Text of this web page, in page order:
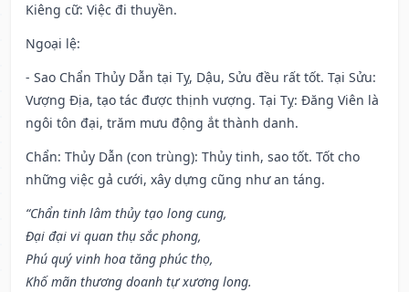
Kiêng cữ: Việc đi thuyền.
Ngoại lệ:
- Sao Chẩn Thủy Dẫn tại Tỵ, Dậu, Sửu đều rất tốt. Tại Sửu:
Vượng Địa, tạo tác được thịnh vượng. Tại Tỵ: Đăng Viên là
ngôi tôn đại, trăm mưu động ắt thành danh.
Chẩn: Thủy Dẫn (con trùng): Thủy tinh, sao tốt. Tốt cho
những việc gả cưới, xây dựng cũng như an táng.
“Chẩn tinh lâm thủy tạo long cung,
Đại đại vi quan thụ sắc phong,
Phú quý vinh hoa tăng phúc thọ,
Khố mãn thương doanh tự xương long.